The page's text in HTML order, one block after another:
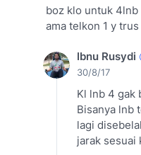
boz klo untuk
ama telkon 1 y
Ibnu Rusydi
30/8/17
Kl lnb 4 gak
Bisanya lnb
lagi
jarak sesuai